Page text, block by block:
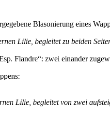
Blasonierung eines
Lilie, begleitet zu beiden
Flandre“: zwei einander
Lilie, begleitet von zwei